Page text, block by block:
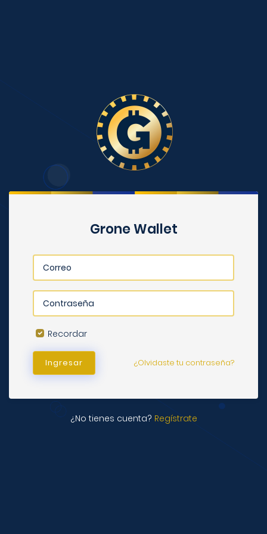
Grone Wallet
Recordar
Ingresar ¿Olvidaste tu contraseña?
¿No tienes cuenta? Regístrate